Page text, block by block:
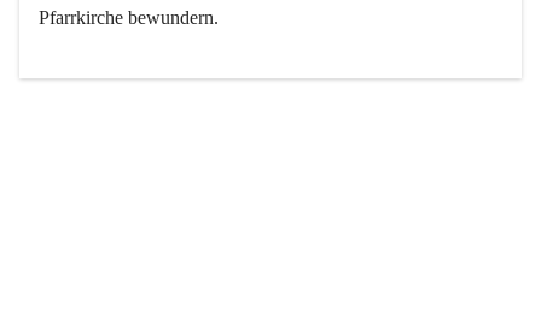
Pfarrkirche bewundern.
Der Weinbau dominert heute nicht mehr, ist aber integrativer